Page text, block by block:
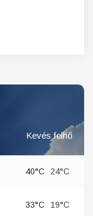
Kevés felhő
40°C 24°C
33°C 19°C